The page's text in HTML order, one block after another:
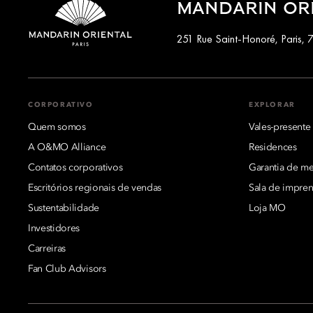
MANDARIN
251 Rue Saint-Honoré, Paris,
CORPORATIVO
Quem somos
A O&MO Alliance
Contatos corporativos
Escritórios regionais de vendas
Sustentabilidade
Investidores
Carreiras
Fan Club Advisors
EXPLORAR
Vales-presente
Residences
Garantia de
Sala de
Loja MO